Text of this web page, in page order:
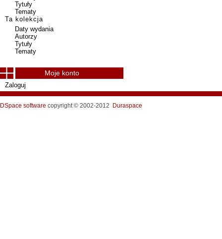
Tytuły
Tematy
Ta kolekcja
Daty wydania
Autorzy
Tytuły
Tematy
Moje konto
Zaloguj
DSpace software copyright © 2002-2012 Duraspace